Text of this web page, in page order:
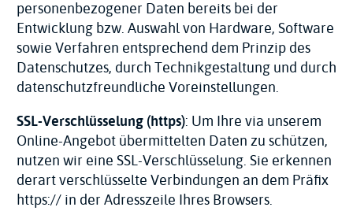
personenbezogener Daten bereits bei der
Entwicklung bzw. Auswahl von Hardware, Software
sowie Verfahren entsprechend dem Prinzip des
Datenschutzes, durch Technikgestaltung und durch
datenschutzfreundliche Voreinstellungen.
SSL-Verschlüsselung (https): Um Ihre via unserem
Online-Angebot übermittelten Daten zu schützen,
nutzen wir eine SSL-Verschlüsselung. Sie erkennen
derart verschlüsselte Verbindungen an dem Präfix
https:// in der Adresszeile Ihres Browsers.